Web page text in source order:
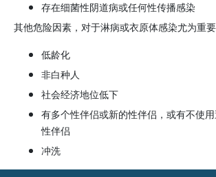
存在细菌性阴道病或任何性传播感染
其他危险因素，对于淋病或衣原体感染尤为重
低龄化
非白种人
社会经济地位低下
有多个性伴侣或新的性伴侣，或有不使
性伴侣
冲洗